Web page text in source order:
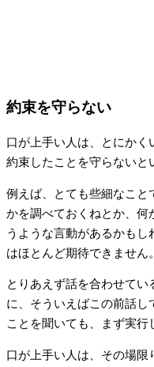
約束を守らない
口が上手い人は、とにかく
約束したことを守らないと
例えば、とても些細なこと
かを調べておくねとか、何
うような言動があるかもし
はほとんど期待できません。
とりあえず話を合わせて
に、そういえばこの前話
ことを聞いても、まず実行
口が上手い人は、その場